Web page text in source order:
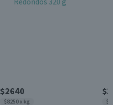
$2640
$8250 x kg